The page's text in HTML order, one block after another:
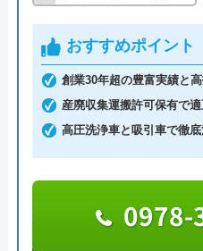
2 か月前
スムーズに対応して頂
イレの交換部分もその
かりました。
企業も利用しており、そ
悪質な業者ではありませ
作業にかかる金額自体は
ず、残念ながら割引等も
容・費用を説明し、承諾
業に入るので安心です。
おすすめポイント
創業30年超の豊富実績と
産廃収集運搬許可保有で
高圧洗浄車と吸引車で徹
0978-